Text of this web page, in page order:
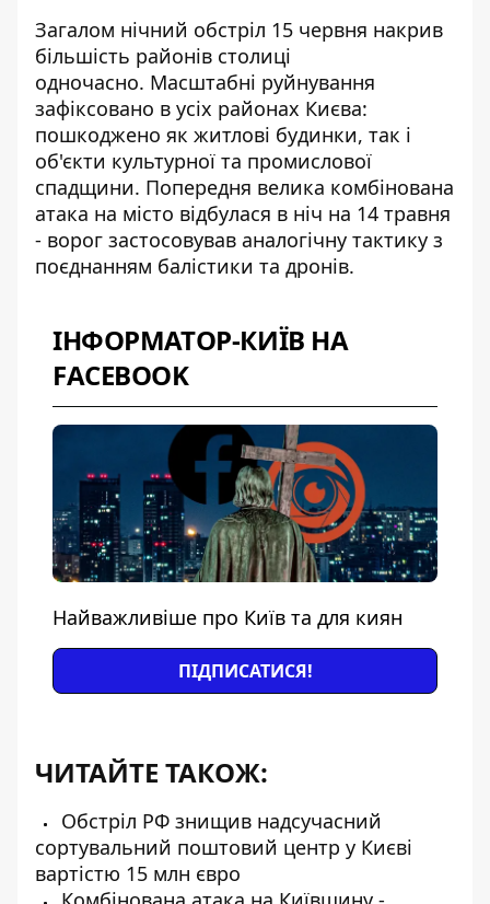
Загалом нічний обстріл 15 червня накрив
більшість районів столиці
одночасно. Масштабні руйнування
зафіксовано в усіх районах Києва:
пошкоджено як житлові будинки, так і
об'єкти культурної та промислової
спадщини. Попередня велика комбінована
атака на місто відбулася в ніч на 14 травня
- ворог застосовував аналогічну тактику з
поєднанням балістики та дронів.
ІНФОРМАТОР-КИЇВ НА
FACEBOOK
Найважливіше про Київ та для киян
ПІДПИСАТИСЯ!
ЧИТАЙТЕ ТАКОЖ:
Обстріл РФ знищив надсучасний
сортувальний поштовий центр у Києві
вартістю 15 млн євро